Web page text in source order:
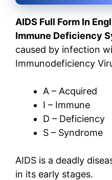
AIDS Full Form In
Immune Deficiency
caused by infection
Immunodeficiency
A – Acquired
I – Immune
D – Deficiency
S – Syndrome
AIDS is a deadly
in its early stages.